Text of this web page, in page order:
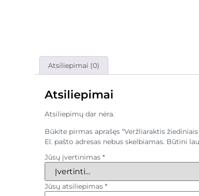
Atsiliepimai (0)
Atsiliepimai
Atsiliepimų dar nėra.
Būkite pirmas aprašęs “Veržliaraktis
El. pašto adresas nebus skelbiamas. Būtini
Jūsų įvertinimas *
Jūsų atsiliepimas *